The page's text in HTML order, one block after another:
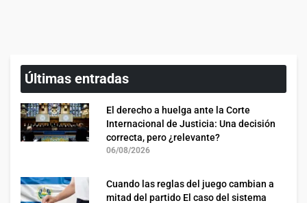
Últimas entradas
El derecho a huelga ante la Corte
Internacional de Justicia: Una decisión
correcta, pero ¿relevante?
06/08/2026
Cuando las reglas del juego cambian a
mitad del partido El caso del sistema